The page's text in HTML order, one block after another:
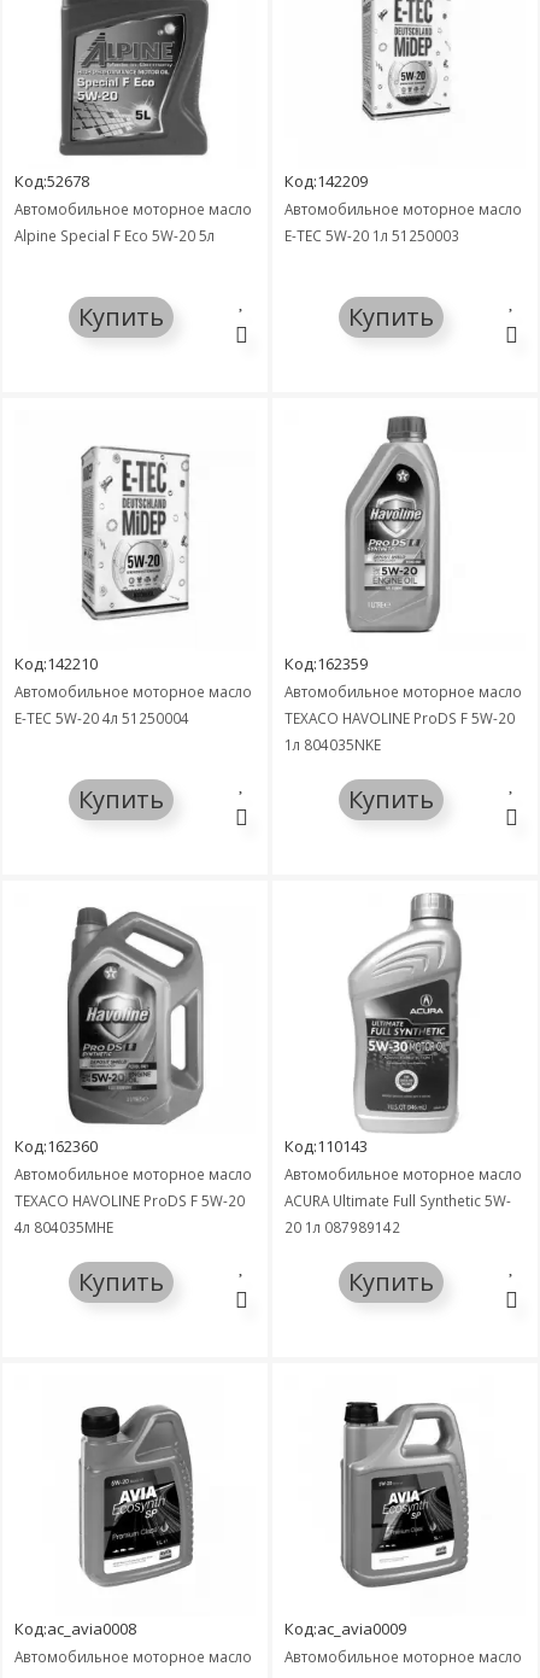
Код:52678
Автомобильное моторное масло
Alpine Special F Eco 5W-20 5л
Купить
Код:142209
Автомобильное моторное масло
E-TEC 5W-20 1л 51250003
Купить
Код:142210
Автомобильное моторное масло
E-TEC 5W-20 4л 51250004
Купить
Код:162359
Автомобильное моторное масло
TEXACO HAVOLINE ProDS F 5W-20
1л 804035NKE
Купить
Код:162360
Автомобильное моторное масло
TEXACO HAVOLINE ProDS F 5W-20
4л 804035MHE
Купить
Код:110143
Автомобильное моторное масло
ACURA Ultimate Full Synthetic 5W-
20 1л 087989142
Купить
Код:ac_avia0008
Автомобильное моторное масло
Код:ac_avia0009
Автомобильное моторное масло